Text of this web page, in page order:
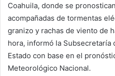
Coahuila, donde se
acompañadas de tormentas
granizo y rachas de viento de
hora, informó la Subsecretaría
Estado con base en el
Meteorológico Nacional.